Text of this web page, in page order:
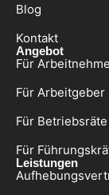
Blog
Kontakt
Angebot
Für
Für Arbeitgeber
Für Betriebsräte
Für
Leistungen